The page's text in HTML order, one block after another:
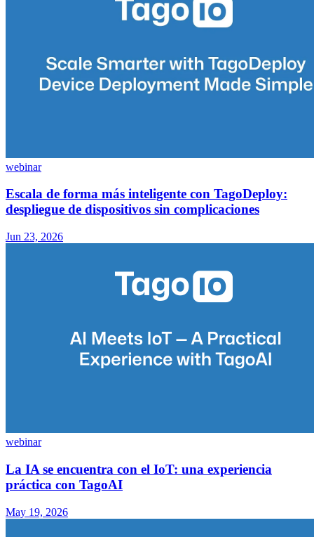
webinar
Escala de forma más inteligente con TagoDeploy:
despliegue de dispositivos sin complicaciones
Jun 23, 2026
webinar
La IA se encuentra con el IoT: una experiencia
práctica con TagoAI
May 19, 2026